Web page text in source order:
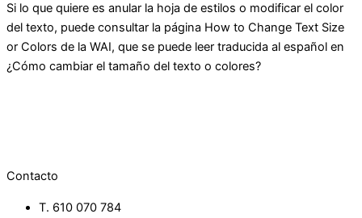
Si lo que quiere es anular la hoja de estilos o modificar el color
del texto, puede consultar la página How to Change Text Size
or Colors de la WAI, que se puede leer traducida al español en
¿Cómo cambiar el tamaño del texto o colores?
Contacto
T. 610 070 784